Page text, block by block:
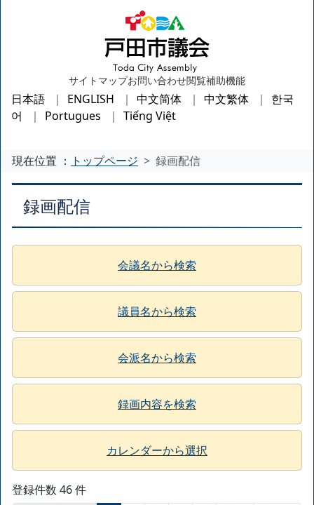
サイトマップお問い合わせ閲覧補助機能
日本語 ENGLISH 中文简体 中文繁体
한국
어
Portugues Tiếng Việt
現在位置 ： トップページ 録画配信
録画配信
会議名から検索
議員名から検索
会派名から検索
録画内容を検索
カレンダーから選択
登録件数 46 件